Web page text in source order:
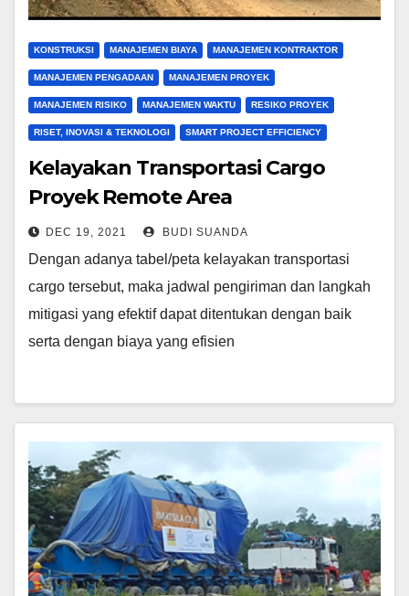
KONSTRUKSI MANAJEMEN BIAYA MANAJEMEN KONTRAKTOR
MANAJEMEN PENGADAAN MANAJEMEN PROYEK
MANAJEMEN RISIKO MANAJEMEN WAKTU RESIKO PROYEK
RISET, INOVASI & TEKNOLOGI SMART PROJECT EFFICIENCY
Kelayakan Transportasi Cargo
Proyek Remote Area
DEC 19, 2021 BUDI SUANDA
Dengan adanya tabel/peta kelayakan transportasi
cargo tersebut, maka jadwal pengiriman dan langkah
mitigasi yang efektif dapat ditentukan dengan baik
serta dengan biaya yang efisien